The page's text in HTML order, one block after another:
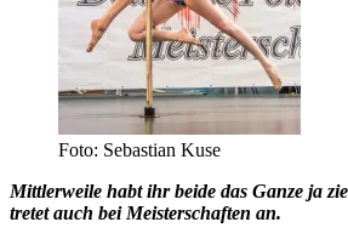
Foto: Sebastian Kuse
Mittlerweile habt ihr beide das Ganze ja
tretet auch bei Meisterschaften an.